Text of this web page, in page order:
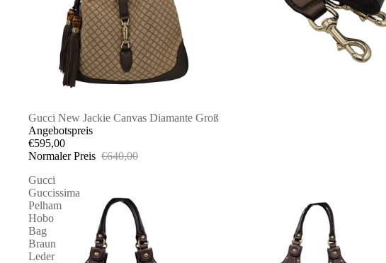
SALE
Gucci New Jackie Canvas Diamante Groß
Angebotspreis
€595,00
Normaler Preis €640,00
Gucci
Guccissima
Pelham
Hobo
Bag
Braun
Leder